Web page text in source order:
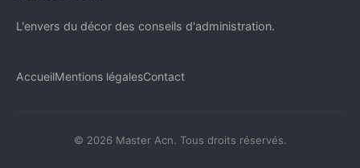
L'envers du décor des conseils d'administration.
AccueilMentions légalesContact
© 2026 Master Acn. Tous droits réservés.